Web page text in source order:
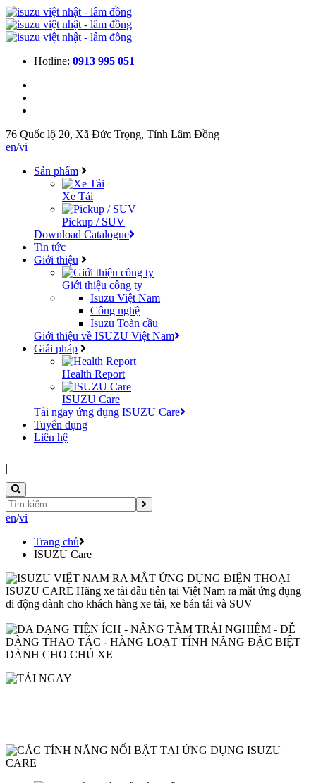
Hotline: 0913 995 051
76 Quốc lộ 20, Xã Đức Trọng, Tỉnh Lâm Đồng
en/vi
Sản phẩm
Xe Tải
Pickup / SUV
Download Catalogue
Tin tức
Giới thiệu
Giới thiệu công ty
Isuzu Việt Nam
Công nghệ
Isuzu Toàn cầu
Giới thiệu về ISUZU Việt Nam
Giải pháp
Health Report
ISUZU Care
Tải ngay ứng dụng ISUZU Care
Tuyển dụng
Liên hệ
|
en/vi
Trang chủ
ISUZU Care